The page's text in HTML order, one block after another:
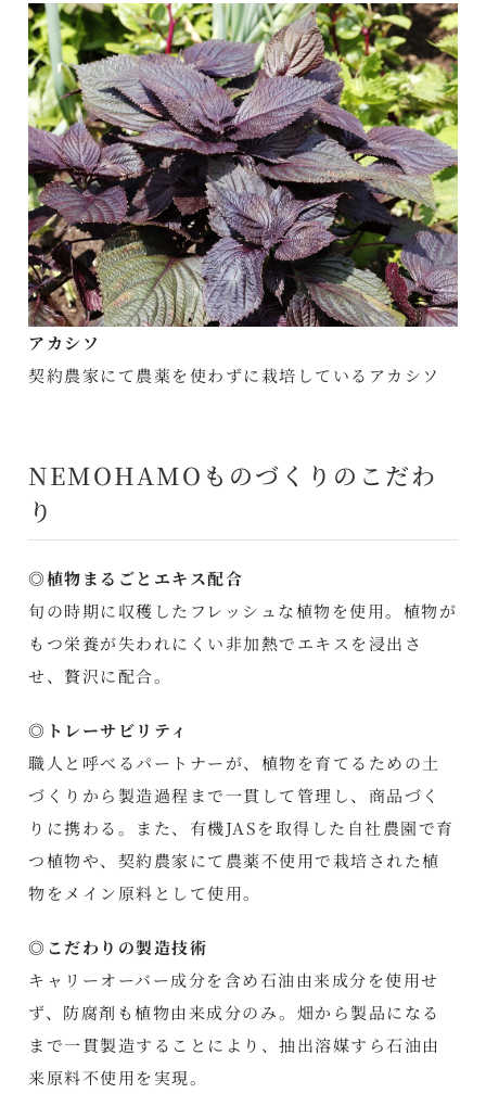
アカシソ
契約農家にて農薬を使わずに栽培しているアカシソ
NEMOHAMOものづくりのこだわ
り
◎植物まるごとエキス配合
旬の時期に収穫したフレッシュな植物を使用。植物が
もつ栄養が失われにくい非加熱でエキスを浸出さ
せ、贅沢に配合。
◎トレーサビリティ
職人と呼べるパートナーが、植物を育てるための土
づくりから製造過程まで一貫して管理し、商品づく
りに携わる。また、有機JASを取得した自社農園で育
つ植物や、契約農家にて農薬不使用で栽培された植
物をメイン原料として使用。
◎こだわりの製造技術
キャリーオーバー成分を含め石油由来成分を使用せ
ず、防腐剤も植物由来成分のみ。畑から製品になる
まで一貫製造することにより、抽出溶媒すら石油由
来原料不使用を実現。